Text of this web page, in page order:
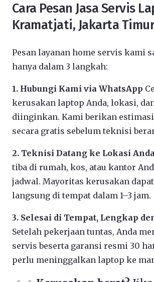
Cara Pesan Jasa Servis
Kramatjati, Jakarta
Pesan layanan home servis kami
hanya dalam 3 langkah:
1. Hubungi Kami via WhatsApp
kerusakan laptop Anda, lokasi,
diinginkan. Kami berikan
secara gratis sebelum teknisi
2. Teknisi Datang ke Lokasi
tiba di rumah, kos, atau kantor
jadwal. Mayoritas kerusakan
langsung di tempat dalam 1–3 jam.
3. Selesai di Tempat, Lengkap
Setelah pekerjaan tuntas, Anda
servis beserta garansi resmi 30
perlu meninggalkan laptop ke